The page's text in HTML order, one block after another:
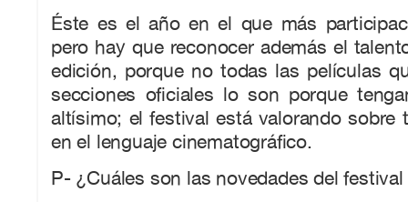
Éste es el año en el que más
pero hay que reconocer además el
edición, porque no todas las películas
secciones oficiales lo son porque
altísimo; el festival está valorando sobre
en el lenguaje cinematográfico.
P- ¿Cuáles son las novedades del